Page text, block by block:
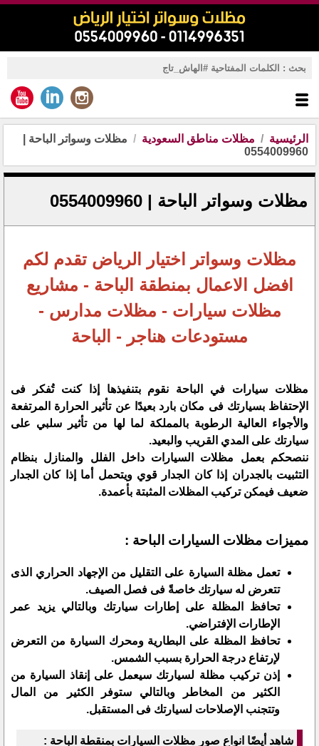
الرئيسية مظلات مناطق السعودية
مظلات وسواتر الباحة |
0554009960
مظلات وسواتر الباحة | 0554009960
مظلات وسواتر اختيار الرياض تقدم لكم
افضل الاعمال بمنطقة الباحة - مشاريع
مظلات سيارات - مظلات مدارس -
مستودعات هناجر - الباحة
مظلات سيارات في الباحة نقوم بتنفيذها إذا كنت تُفكر فى
الإحتفاظ بسيارتك فى مكان بارد بعيدًا عن تأثير الحرارة المرتفعة
‏والأجواء العالية الرطوبة بالمملكة لما لها من تأثير سلبي على
سيارتك على المدي القريب والبعيد.‏
ننصحكم بعمل مظلات السيارات داخل الفلل والمنازل بنظام
التثبيت بالجدران إذا كان الجدار قوي ويتحمل أما إذا كان ‏الجدار
ضعيف فيمكن تركيب المظلات المثبتة بأعمدة.‏
مميزات مظلات السيارات الباحة :‏
‏تعمل مظلة السيارة على التقليل من الإجهاد الحراري الذى
تتعرض له سيارتك خاصةً فى فصل الصيف.‏
‏تحافظ المظلة على إطارات سيارتك وبالتالي يزيد عمر
الإطارات الإفتراضي.‏
‏تحافظ المظلة على البطارية ومحرك السيارة من التعرض
لإرتفاع درجة الحرارة بسبب الشمس.‏
إذن تركيب مظلة لسيارتك سيعمل على إنقاذ السيارة من
الكثير من المخاطر وبالتالي ستوفر الكثير من المال
وتتجنب ‏الإصلاحات لسيارتك فى المستقبل.‏
شاهد أيضًا انواع صور مظلات السيارات بمنقطة الباحة :